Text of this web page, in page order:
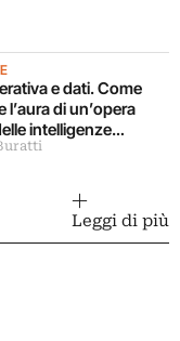
e dati. Come
l’aura di un’opera
intelligenze
Leggi di più